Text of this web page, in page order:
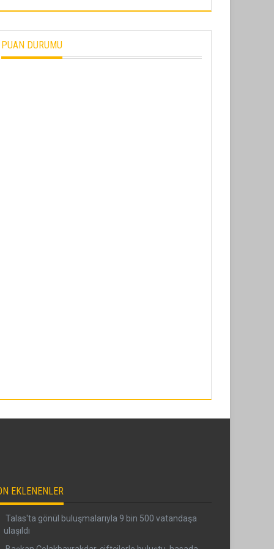
PUAN DURUMU
EKLENENLER
Talas'ta gönül buluşmalarıyla 9 bin 500 vatandaşa
ulaşıldı